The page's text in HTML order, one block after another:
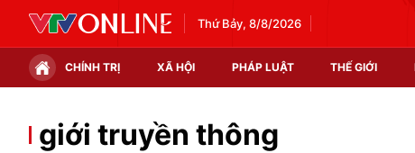
Thứ Bảy, 8/8/2026
CHÍNH TRỊ XÃ HỘI PHÁP LUẬT THẾ GIỚI
Chính trị
giới truyền thông